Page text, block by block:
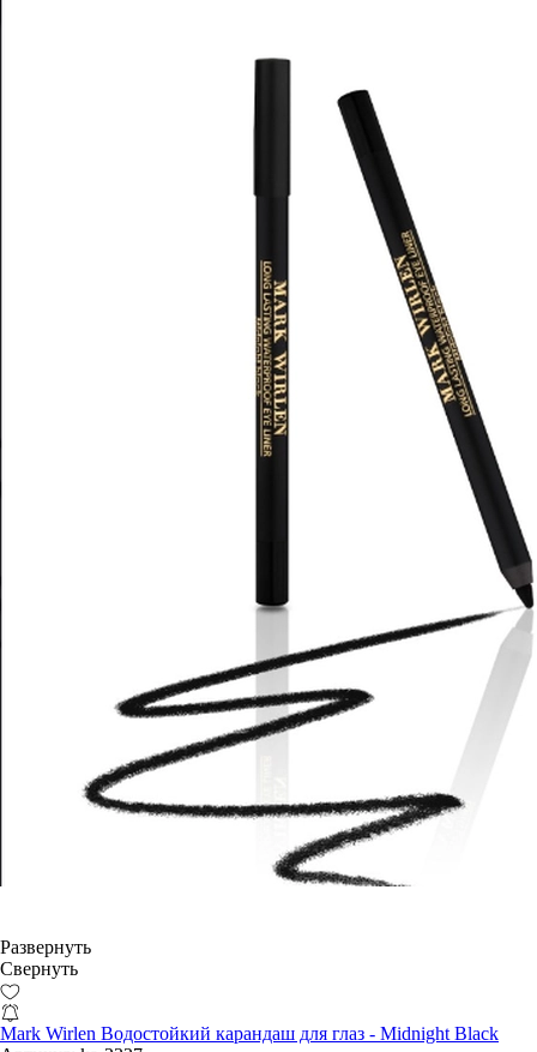
Развернуть
Свернуть
Mark Wirlen Водостойкий карандаш для глаз - Midnight Black